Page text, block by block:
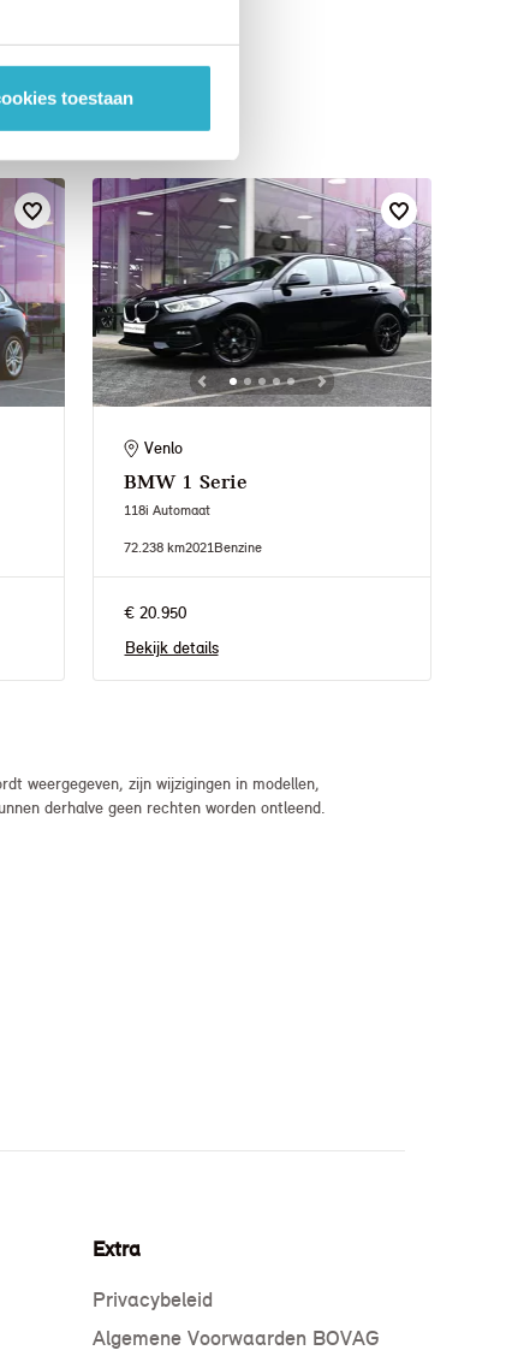
toestaan
Venlo
BMW 1 Serie
118i Automaat
72.238 km2021 Benzine
€ 20.950
Bekijk details
weergegeven, zijn wijzigingen in modellen,
derhalve geen rechten worden ontleend.
Extra
Privacybeleid
Algemene Voorwaarden BOVAG